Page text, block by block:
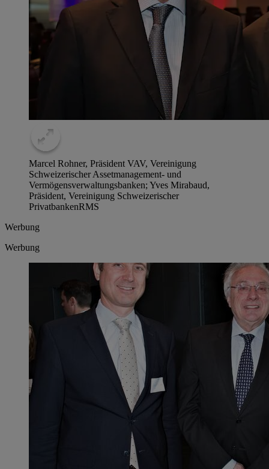
Marcel Rohner, Präsident VAV, Vereinigung
Schweizerischer Assetmanagement- und
Vermögensverwaltungsbanken; Yves Mirabaud,
Präsident, Vereinigung Schweizerischer
PrivatbankenRMS
Werbung
Werbung